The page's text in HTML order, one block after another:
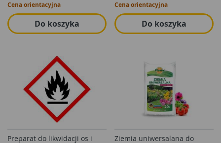
Cena orientacyjna
Do koszyka
Cena orientacyjna
Do koszyka
Preparat do likwidacji os i
Ziemia uniwersalana do